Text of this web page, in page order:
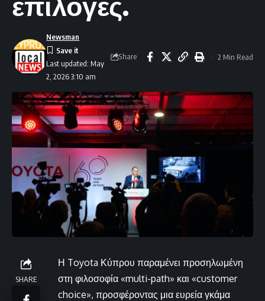
Last updated: May
2, 2026 3:10 am
Newsman
Share 2 Min Read
SHARE
Η Toyota Κύπρου παραμένει προσηλωμένη
στη φιλοσοφία «multi-path» και «customer
choice», προσφέροντας μια ευρεία γκάμα